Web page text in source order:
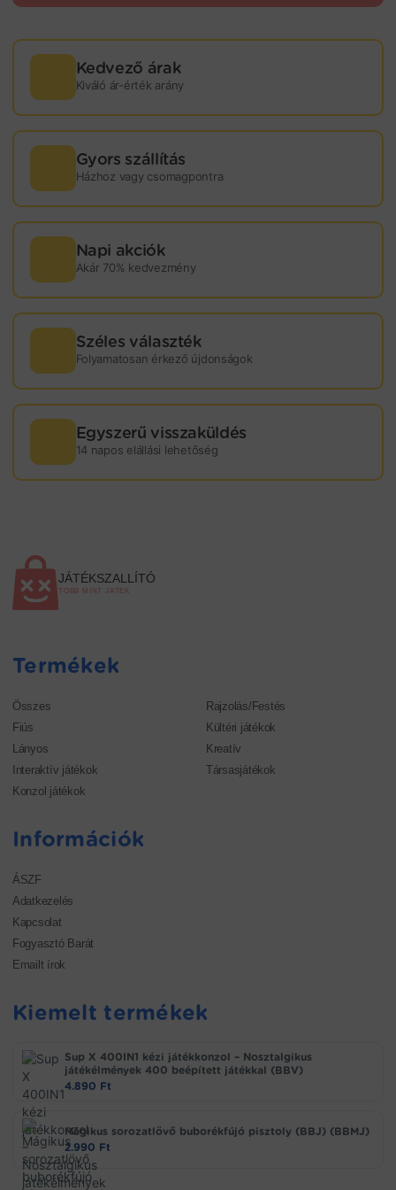
Kedvező árak
Kiváló ár-érték arány
Gyors szállítás
Házhoz vagy csomagpontra
Napi akciók
Akár 70% kedvezmény
Széles választék
Folyamatosan érkező újdonságok
Egyszerű visszaküldés
14 napos elállási lehetőség
JÁTÉKSZALLÍTÓ
TÖBB MINT JÁTÉK
Termékek
Összes
Fiús
Lányos
Interaktív játékok
Konzol játékok
Rajzolás/Festés
Kültéri játékok
Kreatív
Társasjátékok
Információk
ÁSZF
Adatkezelés
Kapcsolat
Fogyasztó Barát
Emailt írok
Kiemelt termékek
Sup X 400IN1 kézi játékkonzol – Nosztalgikus
játékélmények 400 beépített játékkal (BBV)
4.890 Ft
Mágikus sorozatlövő buborékfújó pisztoly (BBJ) (BBMJ)
2.990 Ft